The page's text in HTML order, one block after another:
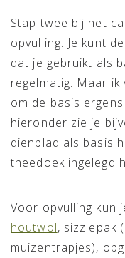
Stap twee bij het
opvulling. Je kunt
dat je gebruikt als
regelmatig. Maar
om de basis
hieronder zie je
dienblad als basis
theedoek ingelegd
Voor opvulling kun
houtwol, sizzlepak
muizentrapjes),